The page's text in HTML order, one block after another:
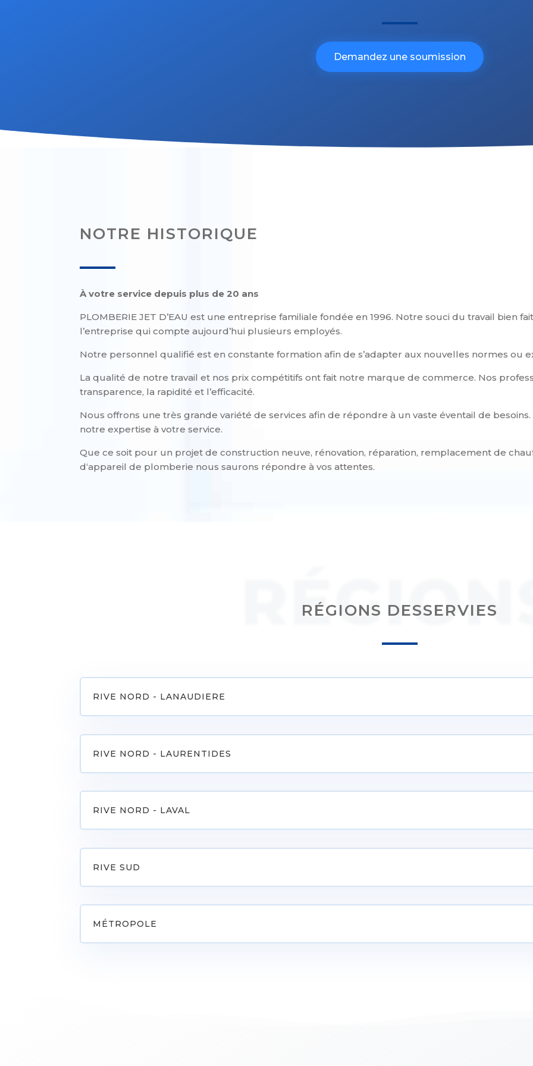
Demandez une soumission
NOTRE HISTORIQUE
À votre service depuis plus de 20 ans
PLOMBERIE JET D’EAU est une entreprise familiale fondée en 1996. Notre souci du travail bien
l’entreprise qui compte aujourd’hui plusieurs employés.
Notre personnel qualifié est en constante formation afin de s’adapter aux nouvelles normes ou
La qualité de notre travail et nos prix compétitifs ont fait notre marque de commerce. Nos
transparence, la rapidité et l’efficacité.
Nous offrons une très grande variété de services afin de répondre à un vaste éventail de
notre expertise à votre service.
Que ce soit pour un projet de construction neuve, rénovation, réparation, remplacement de
d‘appareil de plomberie nous saurons répondre à vos attentes.
RÉGIONS DESSERVIES
RIVE NORD - LANAUDIERE
RIVE NORD - LAURENTIDES
RIVE NORD - LAVAL
RIVE SUD
MÉTROPOLE